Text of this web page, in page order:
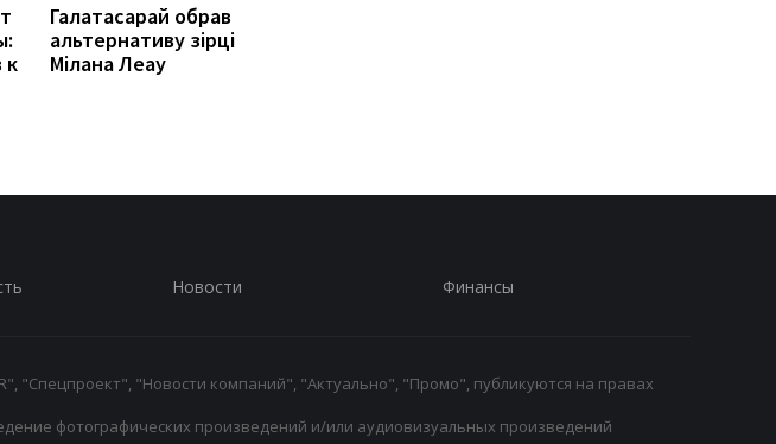
к
Галатасарай обрав
альтернативу зірці
Мілана Леау
Новости Финансы
"Спецпроект", "Новости компаний", "Актуально", "Промо", публикуются на правах
фотографических произведений и/или аудиовизуальных произведений